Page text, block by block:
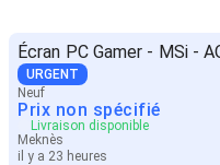
Écran PC Gamer - MSi -
URGENT
Neuf
Prix non spécifié
Livraison disponible
Meknès
il y a 23 heures